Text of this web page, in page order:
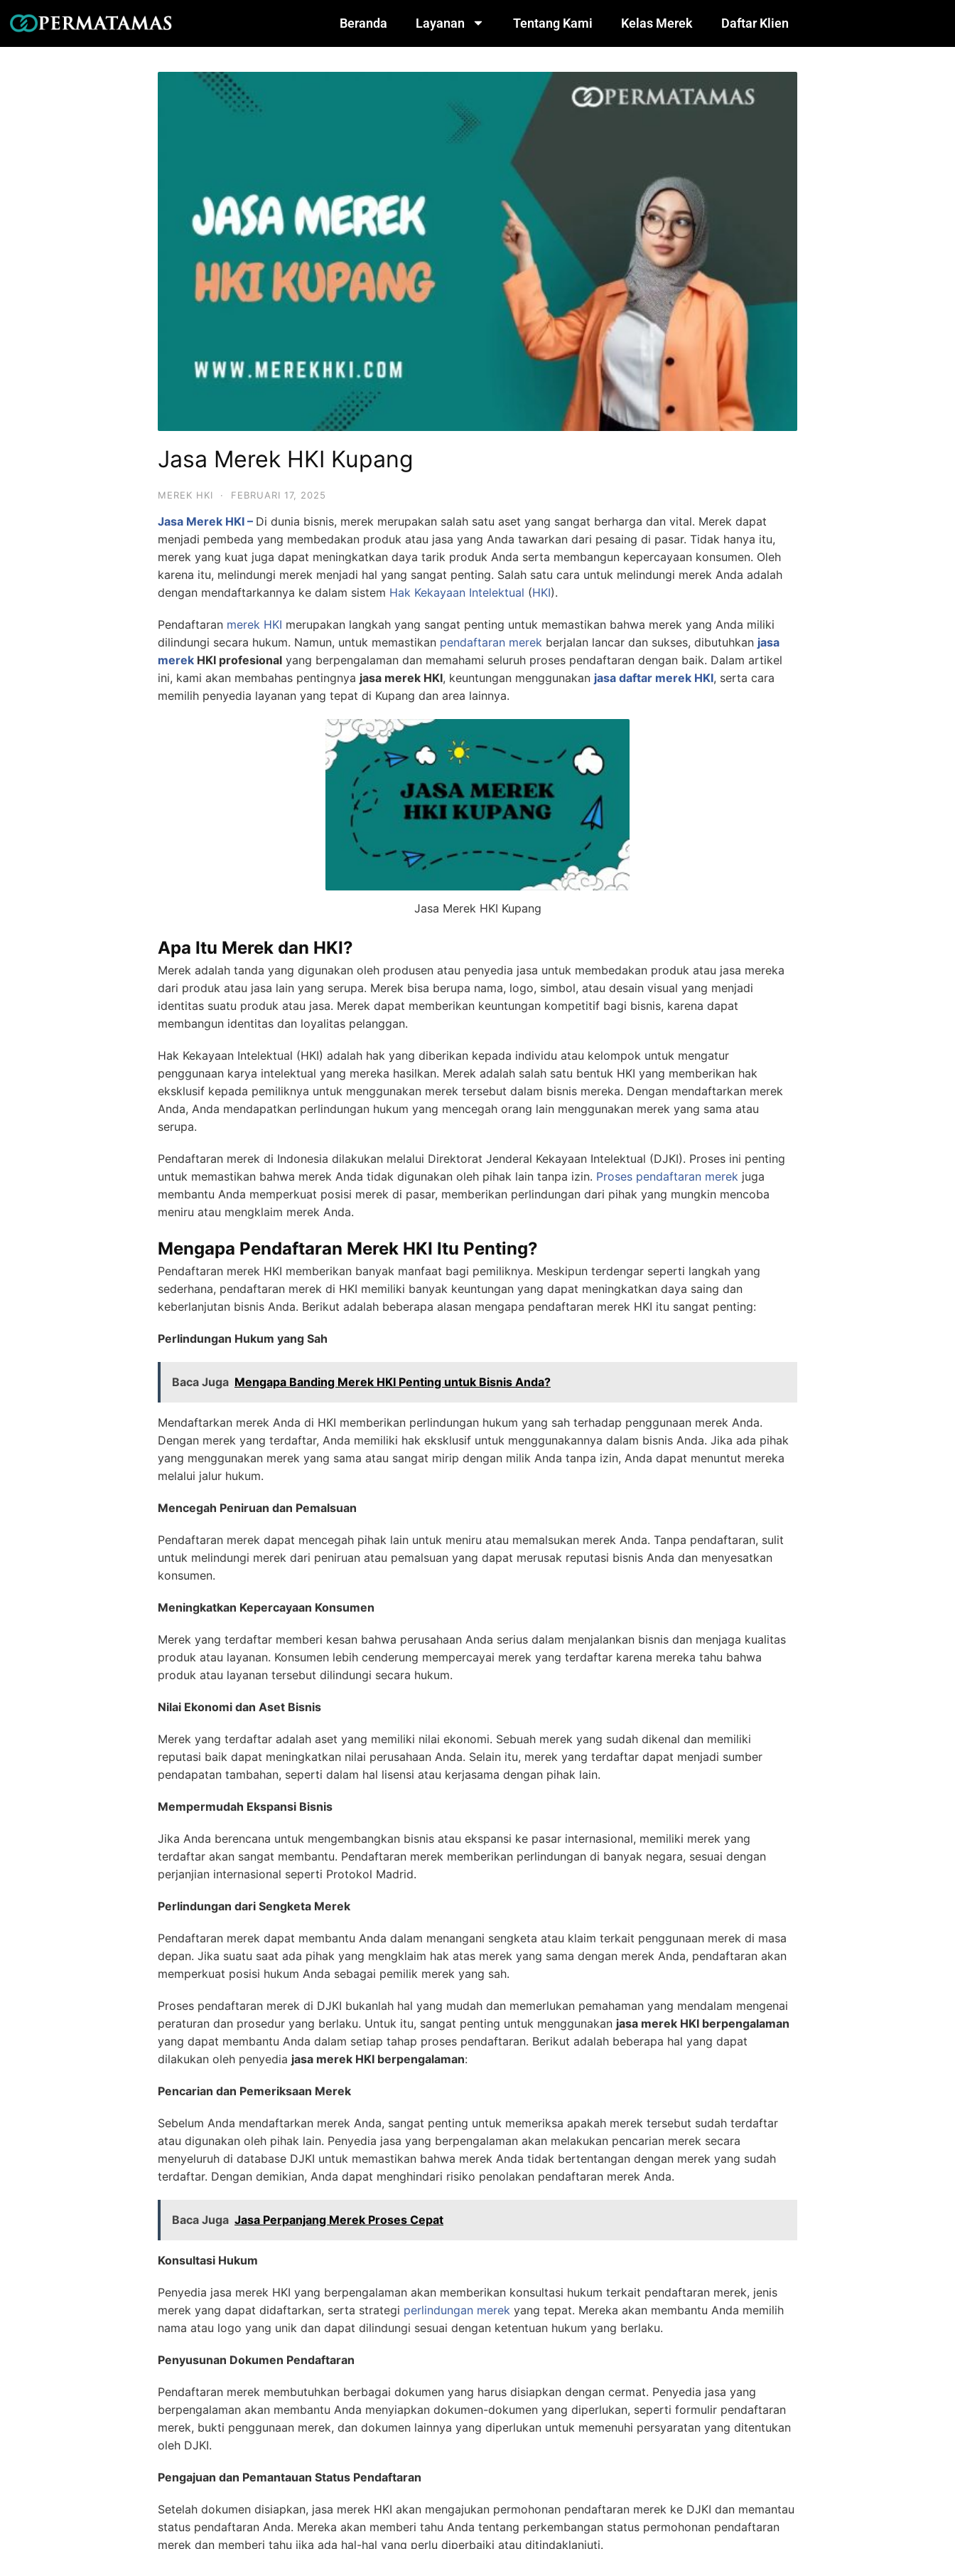
Beranda Layanan Tentang Kami Kelas Merek Daftar Klien
Jasa Merek HKI Kupang
MEREK HKI · FEBRUARI 17, 2025
Jasa Merek HKI – Di dunia bisnis, merek merupakan salah satu aset yang sangat berharga dan vital. Merek dapat
menjadi pembeda yang membedakan produk atau jasa yang Anda tawarkan dari pesaing di pasar. Tidak hanya itu,
merek yang kuat juga dapat meningkatkan daya tarik produk Anda serta membangun kepercayaan konsumen. Oleh
karena itu, melindungi merek menjadi hal yang sangat penting. Salah satu cara untuk melindungi merek Anda adalah
dengan mendaftarkannya ke dalam sistem Hak Kekayaan Intelektual (HKI).
Pendaftaran merek HKI merupakan langkah yang sangat penting untuk memastikan bahwa merek yang Anda miliki
dilindungi secara hukum. Namun, untuk memastikan pendaftaran merek berjalan lancar dan sukses, dibutuhkan jasa
merek HKI profesional yang berpengalaman dan memahami seluruh proses pendaftaran dengan baik. Dalam artikel
ini, kami akan membahas pentingnya jasa merek HKI, keuntungan menggunakan jasa daftar merek HKI, serta cara
memilih penyedia layanan yang tepat di Kupang dan area lainnya.
Jasa Merek HKI Kupang
Apa Itu Merek dan HKI?
Merek adalah tanda yang digunakan oleh produsen atau penyedia jasa untuk membedakan produk atau jasa mereka
dari produk atau jasa lain yang serupa. Merek bisa berupa nama, logo, simbol, atau desain visual yang menjadi
identitas suatu produk atau jasa. Merek dapat memberikan keuntungan kompetitif bagi bisnis, karena dapat
membangun identitas dan loyalitas pelanggan.
Hak Kekayaan Intelektual (HKI) adalah hak yang diberikan kepada individu atau kelompok untuk mengatur
penggunaan karya intelektual yang mereka hasilkan. Merek adalah salah satu bentuk HKI yang memberikan hak
eksklusif kepada pemiliknya untuk menggunakan merek tersebut dalam bisnis mereka. Dengan mendaftarkan merek
Anda, Anda mendapatkan perlindungan hukum yang mencegah orang lain menggunakan merek yang sama atau
serupa.
Pendaftaran merek di Indonesia dilakukan melalui Direktorat Jenderal Kekayaan Intelektual (DJKI). Proses ini penting
untuk memastikan bahwa merek Anda tidak digunakan oleh pihak lain tanpa izin. Proses pendaftaran merek juga
membantu Anda memperkuat posisi merek di pasar, memberikan perlindungan dari pihak yang mungkin mencoba
meniru atau mengklaim merek Anda.
Mengapa Pendaftaran Merek HKI Itu Penting?
Pendaftaran merek HKI memberikan banyak manfaat bagi pemiliknya. Meskipun terdengar seperti langkah yang
sederhana, pendaftaran merek di HKI memiliki banyak keuntungan yang dapat meningkatkan daya saing dan
keberlanjutan bisnis Anda. Berikut adalah beberapa alasan mengapa pendaftaran merek HKI itu sangat penting:
Perlindungan Hukum yang Sah
Baca Juga Mengapa Banding Merek HKI Penting untuk Bisnis Anda?
Mendaftarkan merek Anda di HKI memberikan perlindungan hukum yang sah terhadap penggunaan merek Anda.
Dengan merek yang terdaftar, Anda memiliki hak eksklusif untuk menggunakannya dalam bisnis Anda. Jika ada pihak
yang menggunakan merek yang sama atau sangat mirip dengan milik Anda tanpa izin, Anda dapat menuntut mereka
melalui jalur hukum.
Mencegah Peniruan dan Pemalsuan
Pendaftaran merek dapat mencegah pihak lain untuk meniru atau memalsukan merek Anda. Tanpa pendaftaran, sulit
untuk melindungi merek dari peniruan atau pemalsuan yang dapat merusak reputasi bisnis Anda dan menyesatkan
konsumen.
Meningkatkan Kepercayaan Konsumen
Merek yang terdaftar memberi kesan bahwa perusahaan Anda serius dalam menjalankan bisnis dan menjaga kualitas
produk atau layanan. Konsumen lebih cenderung mempercayai merek yang terdaftar karena mereka tahu bahwa
produk atau layanan tersebut dilindungi secara hukum.
Nilai Ekonomi dan Aset Bisnis
Merek yang terdaftar adalah aset yang memiliki nilai ekonomi. Sebuah merek yang sudah dikenal dan memiliki
reputasi baik dapat meningkatkan nilai perusahaan Anda. Selain itu, merek yang terdaftar dapat menjadi sumber
pendapatan tambahan, seperti dalam hal lisensi atau kerjasama dengan pihak lain.
Mempermudah Ekspansi Bisnis
Jika Anda berencana untuk mengembangkan bisnis atau ekspansi ke pasar internasional, memiliki merek yang
terdaftar akan sangat membantu. Pendaftaran merek memberikan perlindungan di banyak negara, sesuai dengan
perjanjian internasional seperti Protokol Madrid.
Perlindungan dari Sengketa Merek
Pendaftaran merek dapat membantu Anda dalam menangani sengketa atau klaim terkait penggunaan merek di masa
depan. Jika suatu saat ada pihak yang mengklaim hak atas merek yang sama dengan merek Anda, pendaftaran akan
memperkuat posisi hukum Anda sebagai pemilik merek yang sah.
Proses pendaftaran merek di DJKI bukanlah hal yang mudah dan memerlukan pemahaman yang mendalam mengenai
peraturan dan prosedur yang berlaku. Untuk itu, sangat penting untuk menggunakan jasa merek HKI berpengalaman
yang dapat membantu Anda dalam setiap tahap proses pendaftaran. Berikut adalah beberapa hal yang dapat
dilakukan oleh penyedia jasa merek HKI berpengalaman:
Pencarian dan Pemeriksaan Merek
Sebelum Anda mendaftarkan merek Anda, sangat penting untuk memeriksa apakah merek tersebut sudah terdaftar
atau digunakan oleh pihak lain. Penyedia jasa yang berpengalaman akan melakukan pencarian merek secara
menyeluruh di database DJKI untuk memastikan bahwa merek Anda tidak bertentangan dengan merek yang sudah
terdaftar. Dengan demikian, Anda dapat menghindari risiko penolakan pendaftaran merek Anda.
Baca Juga Jasa Perpanjang Merek Proses Cepat
Konsultasi Hukum
Penyedia jasa merek HKI yang berpengalaman akan memberikan konsultasi hukum terkait pendaftaran merek, jenis
merek yang dapat didaftarkan, serta strategi perlindungan merek yang tepat. Mereka akan membantu Anda memilih
nama atau logo yang unik dan dapat dilindungi sesuai dengan ketentuan hukum yang berlaku.
Penyusunan Dokumen Pendaftaran
Pendaftaran merek membutuhkan berbagai dokumen yang harus disiapkan dengan cermat. Penyedia jasa yang
berpengalaman akan membantu Anda menyiapkan dokumen-dokumen yang diperlukan, seperti formulir pendaftaran
merek, bukti penggunaan merek, dan dokumen lainnya yang diperlukan untuk memenuhi persyaratan yang ditentukan
oleh DJKI.
Pengajuan dan Pemantauan Status Pendaftaran
Setelah dokumen disiapkan, jasa merek HKI akan mengajukan permohonan pendaftaran merek ke DJKI dan memantau
status pendaftaran Anda. Mereka akan memberi tahu Anda tentang perkembangan status permohonan pendaftaran
merek dan memberi tahu jika ada hal-hal yang perlu diperbaiki atau ditindaklanjuti.